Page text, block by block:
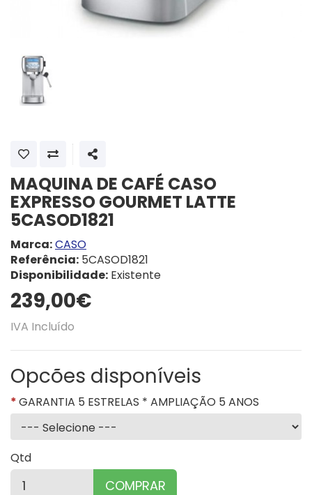
SHARE
MAQUINA DE CAFÉ CASO
EXPRESSO GOURMET LATTE
5CASOD1821
Marca:CASO
Referência: 5CASOD1821
Disponibilidade: Existente
239,00€
IVA Incluído
Opcões disponíveis
GARANTIA 5 ESTRELAS * AMPLIAÇÃO 5 ANOS
Qtd
COMPRAR